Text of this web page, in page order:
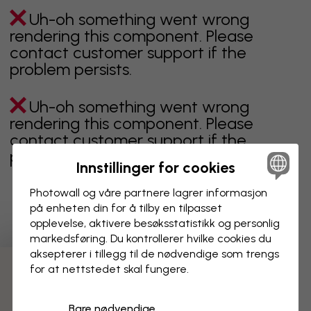
Uh-oh something went wrong
rendering this component. Please
contact customer support if the
problem persists.
Uh-oh something went wrong
rendering this component. Please
contact customer support if the
problem persists.
Viser side 1 av 4 sider
Oppdag fleire kategoriar
Innstillinger for cookies
Photowall og våre partnere lagrer informasjon
på enheten din for å tilby en tilpasset
opplevelse, aktivere besøks­statistikk og personlig
markedsføring. Du kontrollerer hvilke cookies du
aksepterer i tillegg til de nødvendige som trengs
for at nettstedet skal fungere.